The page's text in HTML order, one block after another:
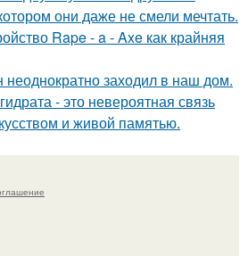
они даже не смели мечтать.
Rape - a - Axe как крайняя
неоднократно заходил в наш дом.
- это невероятная связь
и живой памятью.